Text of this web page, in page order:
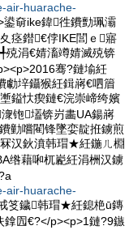
air-huarache-
奛ike鍏徃鐨勯珮灞
痉鐟€侼IKE閭ｅ寤
殑涓€婧滀竴婧滅殑锛
骞?鏈堬紝
勮垶鑷猴紝鍓嶈€呬篃
鎰忕瘈鏈€浣崇崹绔嬪
铇壒锛岃畵UA鍚嶈
勭嚐閵锋墜娈靛拰鐪煎
汉鈥濆韩瑁★紝鍦ㄦ棩
绺藉啝杌嶏紝涓栦汉鐪
air-huarache-
笅鐬韩瑁★紝鎴栬ū鏄
囥€?</p><p>1鏈?9鏃